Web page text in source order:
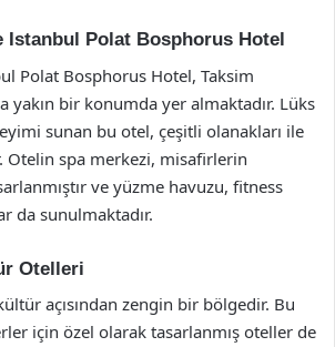
Istanbul Polat Bosphorus Hotel
Polat Bosphorus Hotel, Taksim
yakın bir konumda yer almaktadır. Lüks
sunan bu otel, çeşitli olanakları ile
Otelin spa merkezi, misafirlerin
ve yüzme havuzu, fitness
da sunulmaktadır.
Otelleri
açısından zengin bir bölgedir. Bu
için özel olarak tasarlanmış oteller de